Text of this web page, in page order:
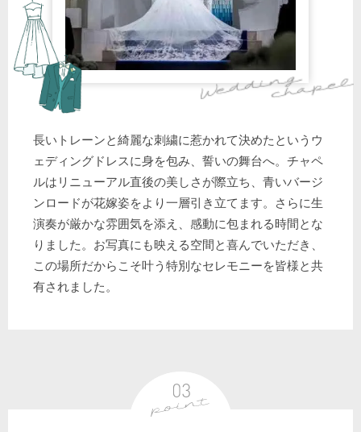
長いトレーンと綺麗な刺繍に惹かれて決めたというウ
ェディングドレスに身を包み、誓いの舞台へ。チャペ
ルはリニューアル直後の美しさが際立ち、青いバージ
ンロードが花嫁姿をより一層引き立てます。さらに生
演奏が厳かな雰囲気を添え、感動に包まれる時間とな
りました。お写真にも映える空間と喜んでいただき、
この場所だからこそ叶う特別なセレモニーを皆様と共
有されました。